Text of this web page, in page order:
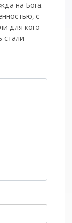
на Бога.
с
для кого-
стали